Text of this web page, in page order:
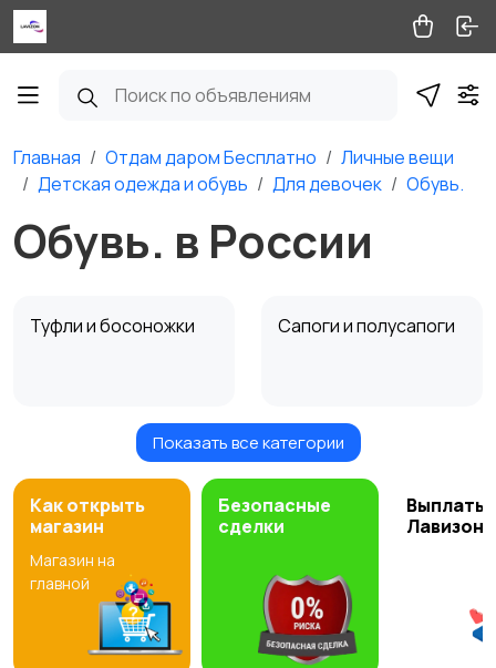
Главная Отдам даром Бесплатно
Личные вещи
Детская одежда и обувь
Для девочек Обувь.
Обувь. в России
Туфли и босоножки Сапоги и полусапоги
полуботинки
Сандалии и сланцы
Кроссовки и кеды Спортивная обувь
Показать все категории
Как открыть
магазин
Магазин на
главной
Безопасные
сделки
Выплаты
Лавизон